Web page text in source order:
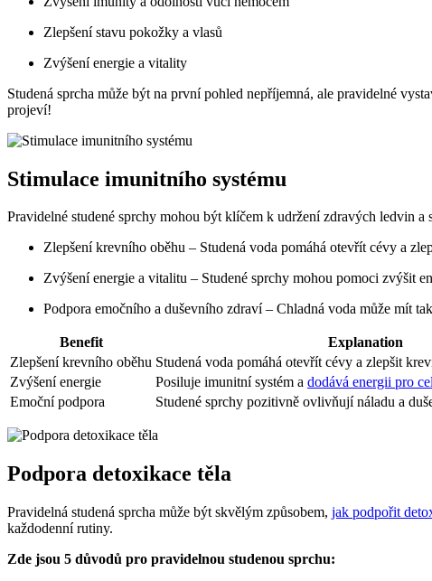
Zlepšení stavu pokožky a vlasů
Zvýšení energie a vitality
Studená sprcha může být na první pohled nepříjemná, ale pravidelné
projeví!
Stimulace imunitního systému
Pravidelné studené sprchy mohou být klíčem k udržení zdravých ledvin
Zlepšení krevního oběhu – Studená voda pomáhá otevřít cévy a
Zvýšení energie a vitalitu – Studené sprchy mohou pomoci zvýšit
Podpora emočního a duševního zdraví – Chladná voda může mít
Benefit
Explanation
Zlepšení krevního oběhu Studená voda pomáhá otevřít cévy a zlepšit
Zvýšení energie
Posiluje imunitní systém a dodává energii pro
Emoční podpora
Studené sprchy pozitivně ovlivňují náladu a
Podpora detoxikace těla
Pravidelná studená sprcha může být skvělým způsobem, jak podpořit
každodenní rutiny.
Zde jsou 5 důvodů pro pravidelnou studenou sprchu: